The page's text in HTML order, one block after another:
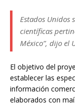
Estados Unidos
científicas
México”, dijo el
El objetivo del
establecer las
información
elaborados con